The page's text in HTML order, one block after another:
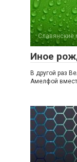
Иное
В другой раз
Амелфой